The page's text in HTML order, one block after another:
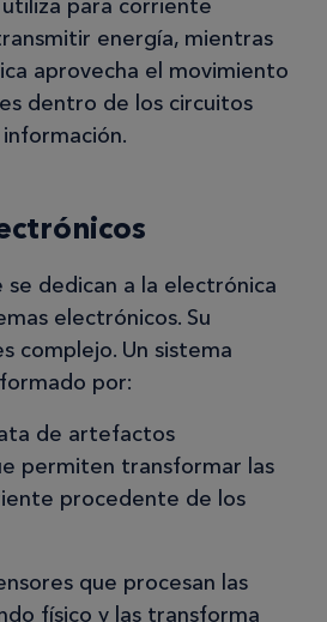
para corriente
energía, mientras
aprovecha el movimiento
dentro de los circuitos
se dedican a la electrónica
electrónicos. Su
complejo. Un sistema
por:
de artefactos
permiten transformar las
procedente de los
que procesan las
físico y las transforma